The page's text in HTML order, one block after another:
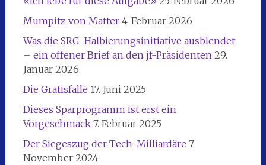
Mumpitz von Matter 4. Februar 2026
Was die SRG-Halbierungsinitiative ausblendet
– ein offener Brief an den jf-Präsidenten 29.
Januar 2026
Die Gratisfalle 17. Juni 2025
Dieses Sparprogramm ist erst ein
Vorgeschmack 7. Februar 2025
Der Siegeszug der Tech-Milliardäre 7.
November 2024